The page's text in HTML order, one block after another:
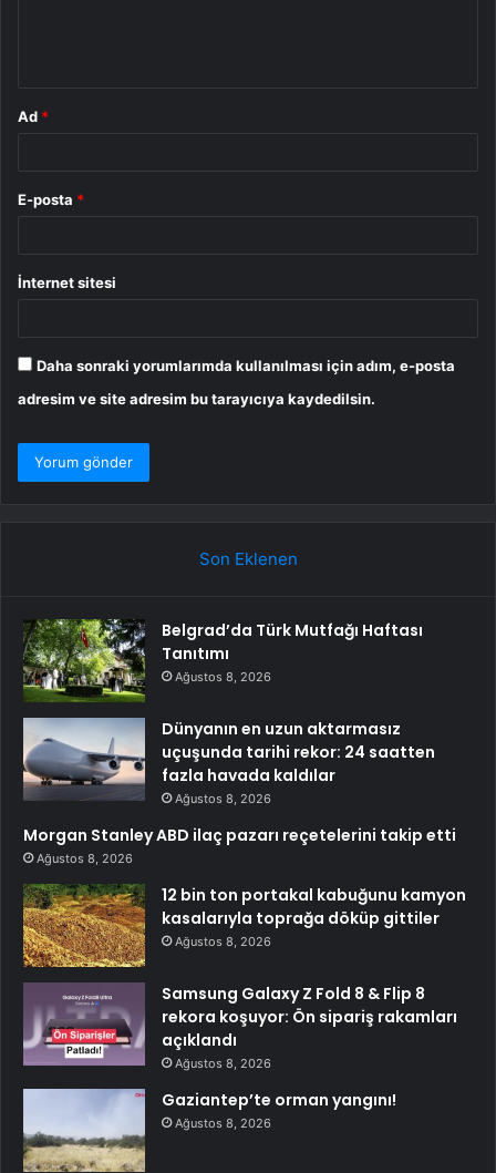
Ad *
E-posta *
İnternet sitesi
Daha sonraki yorumlarımda kullanılması için adım, e-posta
adresim ve site adresim bu tarayıcıya kaydedilsin.
Son Eklenen
Belgrad’da Türk Mutfağı Haftası
Tanıtımı
Ağustos 8, 2026
Dünyanın en uzun aktarmasız
uçuşunda tarihi rekor: 24 saatten
fazla havada kaldılar
Ağustos 8, 2026
Morgan Stanley ABD ilaç pazarı reçetelerini takip etti
Ağustos 8, 2026
12 bin ton portakal kabuğunu kamyon
kasalarıyla toprağa döküp gittiler
Ağustos 8, 2026
Samsung Galaxy Z Fold 8 & Flip 8
rekora koşuyor: Ön sipariş rakamları
açıklandı
Ağustos 8, 2026
Gaziantep’te orman yangını!
Ağustos 8, 2026